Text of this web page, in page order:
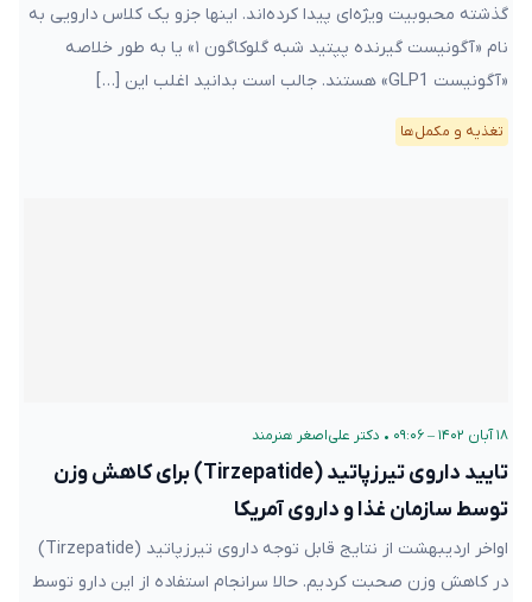
گذشته محبوبیت ویژه‌ای پیدا کرده‌اند. اینها جزو یک کلاس دارویی به
نام «آگونیست گیرنده پپتید شبه گلوکاگون ۱» یا به طور خلاصه
«آگونیست GLP1» هستند. جالب است بدانید اغلب این […]
تغذیه و مکمل‌ها
۱۸ آبان ۱۴۰۲ – ۰۹:۰۶ • دکتر علی‌اصغر هنرمند
تایید داروی تیرزپاتید (Tirzepatide) برای کاهش وزن
توسط سازمان غذا و داروی آمریکا
اواخر اردیبهشت از نتایج قابل توجه داروی تیرزپاتید (Tirzepatide)
در کاهش وزن صحبت کردیم. حالا سرانجام استفاده از این دارو توسط